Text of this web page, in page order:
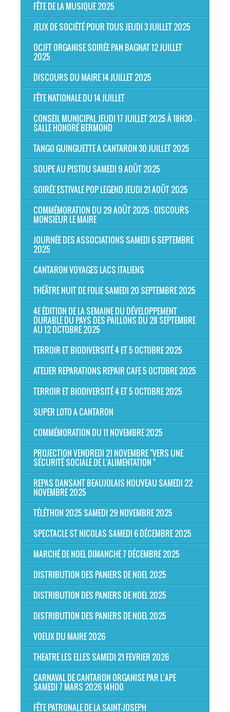
FÊTE DE LA MUSIQUE 2025
JEUX DE SOCIÉTÉ POUR TOUS JEUDI 3 JUILLET 2025
OCJFT ORGANISE SOIRÉE PAN BAGNAT 12 JUILLET
2025
DISCOURS DU MAIRE 14 JUILLET 2025
FÊTE NATIONALE DU 14 JUILLET
CONSEIL MUNICIPAL JEUDI 17 JUILLET 2025 À 18H30 -
SALLE HONORÉ BERMOND
TANGO GUINGUETTE A CANTARON 30 JUILLET 2025
SOUPE AU PISTOU SAMEDI 9 AOÛT 2025
SOIRÉE ESTIVALE POP LEGEND JEUDI 21 AOÛT 2025
COMMÉMORATION DU 29 AOÛT 2025 - DISCOURS
MONSIEUR LE MAIRE
JOURNÉE DES ASSOCIATIONS SAMEDI 6 SEPTEMBRE
2025
CANTARON VOYAGES LACS ITALIENS
THÉÂTRE NUIT DE FOLIE SAMEDI 20 SEPTEMBRE 2025
4E ÉDITION DE LA SEMAINE DU DÉVELOPPEMENT
DURABLE DU PAYS DES PAILLONS DU 28 SEPTEMBRE
AU 12 OCTOBRE 2025
TERROIR ET BIODIVERSITÉ 4 ET 5 OCTOBRE 2025
ATELIER REPARATIONS REPAIR CAFE 5 OCTOBRE 2025
TERROIR ET BIODIVERSITÉ 4 ET 5 OCTOBRE 2025
SUPER LOTO A CANTARON
COMMÉMORATION DU 11 NOVEMBRE 2025
PROJECTION VENDREDI 21 NOVEMBRE "VERS UNE
SÉCURITÉ SOCIALE DE L'ALIMENTATION "
REPAS DANSANT BEAUJOLAIS NOUVEAU SAMEDI 22
NOVEMBRE 2025
TÉLÉTHON 2025 SAMEDI 29 NOVEMBRE 2025
SPECTACLE ST NICOLAS SAMEDI 6 DÉCEMBRE 2025
MARCHÉ DE NOEL DIMANCHE 7 DÉCEMBRE 2025
DISTRIBUTION DES PANIERS DE NOEL 2025
DISTRIBUTION DES PANIERS DE NOEL 2025
DISTRIBUTION DES PANIERS DE NOEL 2025
VOEUX DU MAIRE 2026
THEATRE LES ELLES SAMEDI 21 FEVRIER 2026
CARNAVAL DE CANTARON ORGANISE PAR L'APE
SAMEDI 7 MARS 2026 14H00
FÊTE PATRONALE DE LA SAINT-JOSEPH